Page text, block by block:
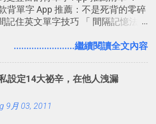
完整的介紹！雖然錯過了幾年前第
間推薦 Trello 的時機，但在這段時
自己的使用方法，歸納出「 為什麼值
2015/6/13 新增： 免費專案管理軟
薦！困難計畫簡單管理 13 種工具
年新增 ： 如何將 Trello 切換到繁
背單字 App 推薦：不是死背的零碎
記住英文單字技巧 「 間隔記憶法
期記憶變成長期記憶。 舉例來說我今
然後下次快要忘記可能變成相隔一
拜，這時再次複習，就能把記憶強
讓記憶延長到可能半個月；那時候
........................繼續閱讀全文內容
設定14大祕辛，在他人洩漏
9月 03, 2011